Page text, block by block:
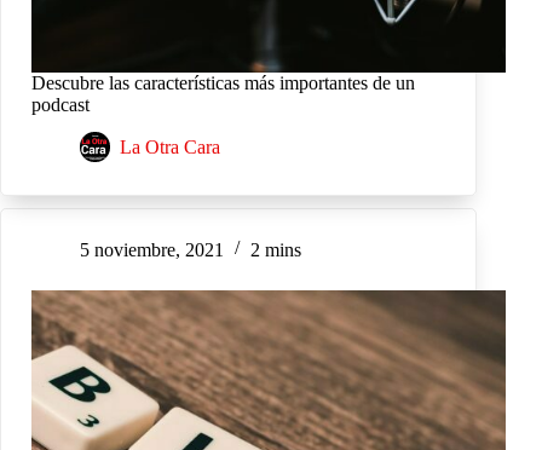
Descubre las características más importantes de un
podcast
La Otra Cara
5 noviembre, 2021 2 mins